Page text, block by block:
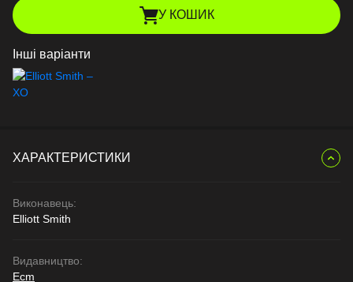
У КОШИК
Інші варіанти
ХАРАКТЕРИСТИКИ
Виконавець:
Elliott Smith
Видавництво:
Ecm